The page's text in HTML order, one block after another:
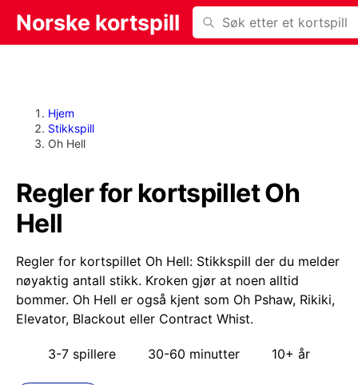
Norske kortspill Søk
Hjem
Stikkspill
Oh Hell
Regler for kortspillet Oh
Hell
Oh Hell er kortspillet for 3-7 spillere. Et spill tar
Regler for kortspillet Oh Hell: Stikkspill der du melder
nøyaktig antall stikk. Kroken gjør at noen alltid
bommer. Oh Hell er også kjent som Oh Pshaw, Rikiki,
Elevator, Blackout eller Contract Whist.
3-7 spillere 30-60 minutter 10+ år